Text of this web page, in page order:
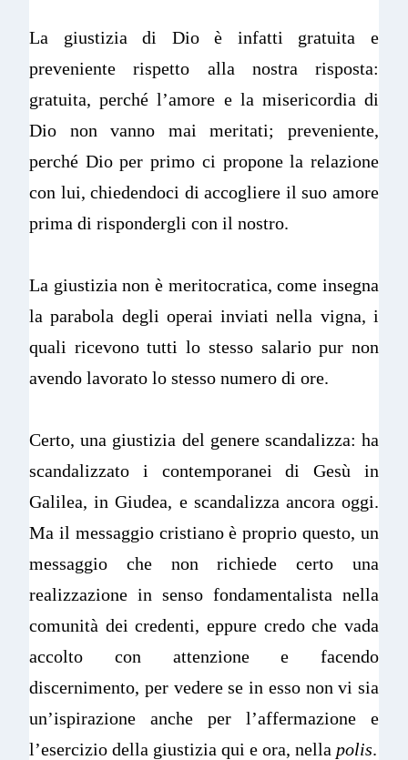
La giustizia di Dio è infatti gratuita e
preveniente rispetto alla nostra risposta:
gratuita, perché l’amore e la misericordia di
Dio non vanno mai meritati; preveniente,
perché Dio per primo ci propone la relazione
con lui, chiedendoci di accogliere il suo amore
prima di rispondergli con il nostro.
La giustizia non è meritocratica, come insegna
la parabola degli operai inviati nella vigna, i
quali ricevono tutti lo stesso salario pur non
avendo lavorato lo stesso numero di ore.
Certo, una giustizia del genere scandalizza: ha
scandalizzato i contemporanei di Gesù in
Galilea, in Giudea, e scandalizza ancora oggi.
Ma il messaggio cristiano è proprio questo, un
messaggio che non richiede certo una
realizzazione in senso fondamentalista nella
comunità dei credenti, eppure credo che vada
accolto con attenzione e facendo
discernimento, per vedere se in esso non vi sia
un’ispirazione anche per l’affermazione e
l’esercizio della giustizia qui e ora, nella polis.